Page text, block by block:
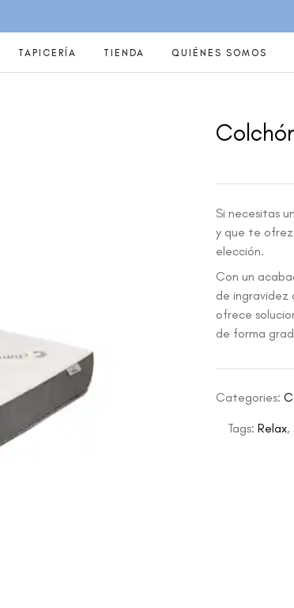
TAPICERÍA TIENDA QUIÉNES SOMOS
Si necesitas
y que te
elección.
Con un
de
ofrece
de forma
Categories:
Tags: Relax,